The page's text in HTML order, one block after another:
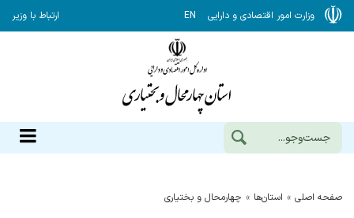
وزارت امور اقتصادی و دارایی EN ارتباط با وزیر
صفحه اصلی استان‌ها چهارمحال و بختياري